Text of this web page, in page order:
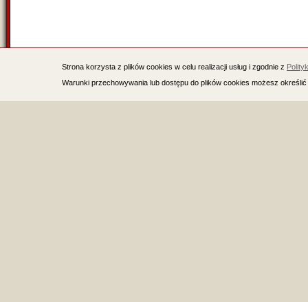
Strona korzysta z plików cookies w celu realizacji usług i zgodnie z
Warunki przechowywania lub dostępu do plików cookies możesz